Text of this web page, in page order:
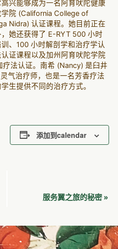
兴能够成为一名阿育吠陀健康
院 (California College of
Nidra) 认证课程。她目前正在
她还获得了 E-RYT 500 小时
、100 小时解剖学和治疗学认
证课程以及加州阿育吠陀学院
法认证。南希 (Nancy) 是臼井
气治疗师，也是一名芳香疗法
生提供不同的治疗方式。
添加到calendar
服务翼之旅的秘密 »